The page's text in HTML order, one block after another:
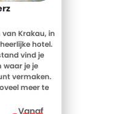
Krakau, in
hotel.
vind je
waar je je
vermaken.
meer te
van het
Vanaf